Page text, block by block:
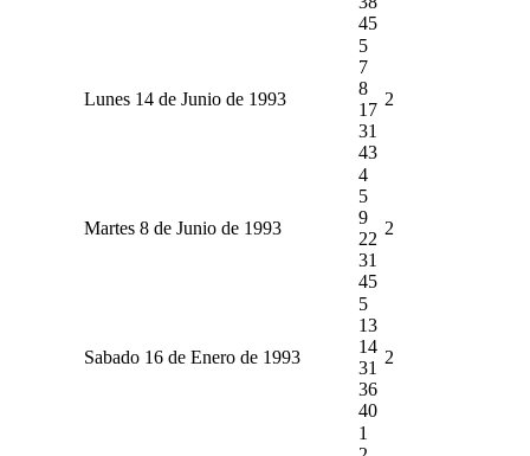
45
Lunes 14 de Junio de 1993
5
7
8
17
31
43
2
Martes 8 de Junio de 1993
4
5
9
22
31
45
2
Sabado 16 de Enero de 1993
5
13
14
31
36
40
2
1